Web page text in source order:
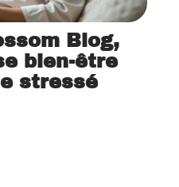
Blog,
bien-être
stressé